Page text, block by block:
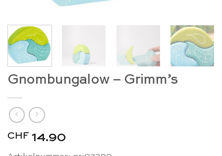
Gnombungalow – Grimm’s
CHF 14.90